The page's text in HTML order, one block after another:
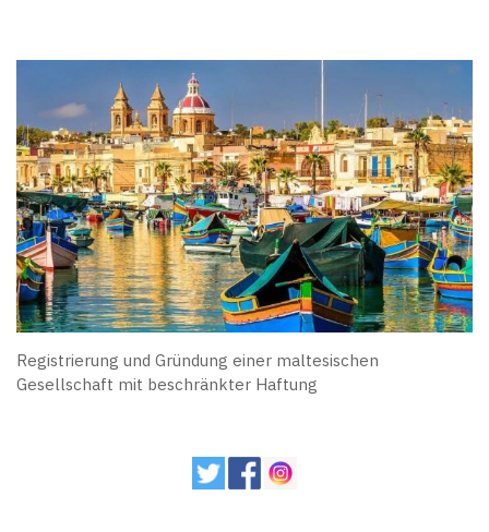
Registrierung und Gründung einer maltesischen
Gesellschaft mit beschränkter Haftung